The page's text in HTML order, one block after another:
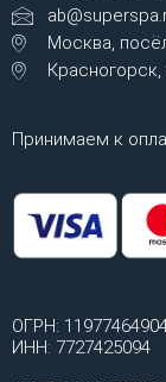
Москва,
Принимаем к
ОГРН:
ИНН: 7727425094